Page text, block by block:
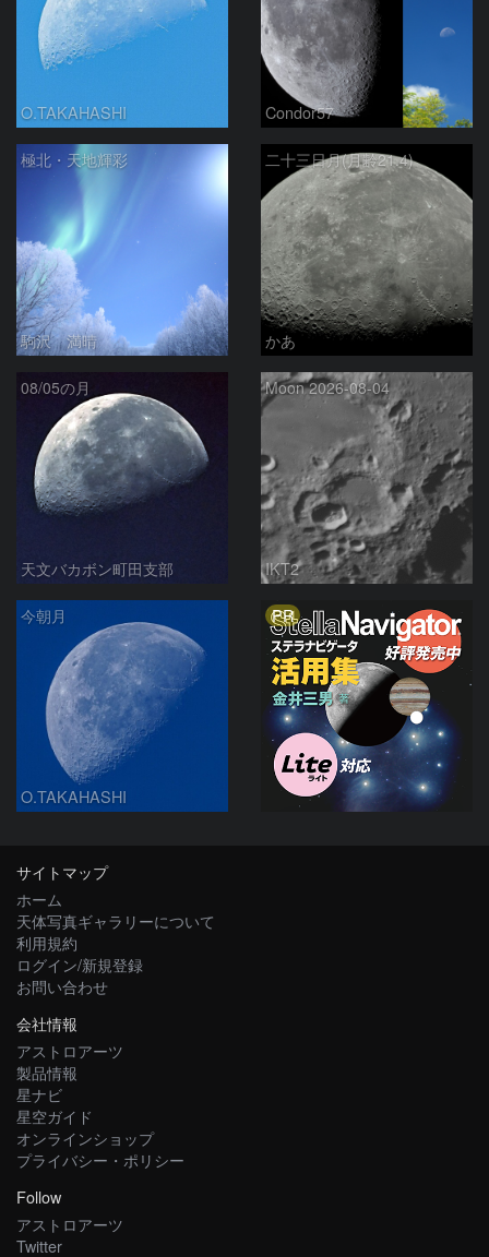
O.TAKAHASHI Condor57
極北・天地輝彩
駒沢 満晴
二十三日月(月齢21.4)
かあ
08/05の月
天文バカボン町田支部
Moon 2026-08-04
IKT2
今朝月
O.TAKAHASHI
PR
サイトマップ
ホーム
天体写真ギャラリーについて
利用規約
ログイン/新規登録
お問い合わせ
会社情報
アストロアーツ
製品情報
星ナビ
星空ガイド
オンラインショップ
プライバシー・ポリシー
Follow
アストロアーツ
Twitter